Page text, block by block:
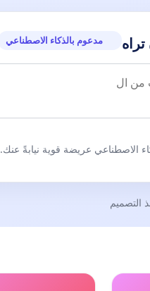
مدعوم بالذكاء الاصطناعي
الاصطناعي عريضة قوية نيابةً عنك.
التصميم